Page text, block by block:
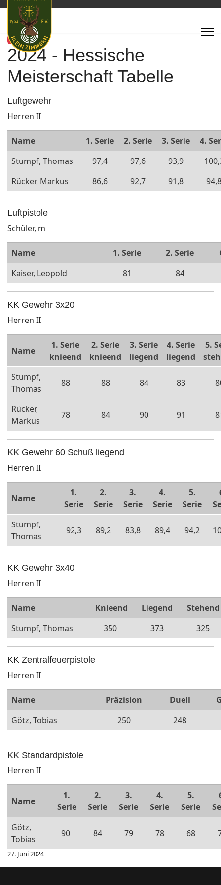
Featured
2024 - Hessische
Meisterschaft Tabelle
Luftgewehr
Herren II
Name 1. Serie 2. Serie 3. Serie
4.
Stumpf, Thomas
97,4 97,6 93,9
Rücker, Markus
86,6 92,7 91,8 94,8
Luftpistole
Schüler, m
Name 1. Serie 2. Serie
Kaiser, Leopold
81 84
KK Gewehr 3x20
Herren II
Name
1. Serie
knieend
2. Serie
knieend
3. Serie
liegend
4. Serie
liegend
5.
Stumpf,
Thomas
88 88 84 83
Rücker,
Markus
78 84 90 91
KK Gewehr 60 Schuß liegend
Herren II
Name
1.
Serie
2.
Serie
3.
Serie
4.
Serie
5.
Serie
Stumpf,
Thomas
92,3 89,2 83,8 89,4 94,2
KK Gewehr 3x40
Herren II
Name Knieend Liegend
Stehend
Stumpf, Thomas
350 373 325
KK Zentralfeuerpistole
Herren II
Name Präzision Duell
Götz, Tobias
250 248
KK Standardpistole
Herren II
Name
1.
Serie
2.
Serie
3.
Serie
4.
Serie
5.
Serie
Götz,
Tobias
90 84 79 78 68
27. Juni 2024